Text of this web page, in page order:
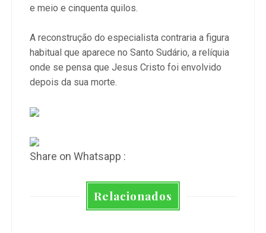
e meio e cinquenta quilos.
A reconstrução do especialista contraria a figura
habitual que aparece no Santo Sudário, a relíquia
onde se pensa que Jesus Cristo foi envolvido
depois da sua morte.
Share on Whatsapp :
Relacionados